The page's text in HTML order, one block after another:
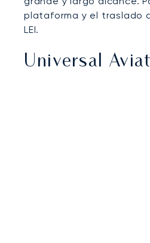
plataforma y el traslado
LEI.
Universal